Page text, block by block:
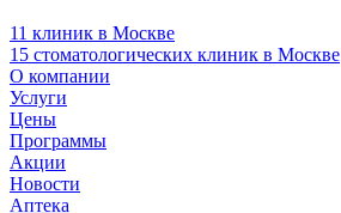
11 клиник в Москве
15 стоматологических клиник в Москве
О компании
Услуги
Цены
Программы
Акции
Новости
Аптека